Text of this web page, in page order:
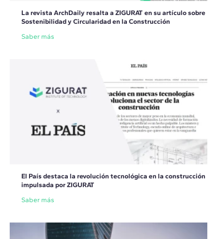
La revista ArchDaily resalta a ZIGURAT en su artículo sobre
Sostenibilidad y Circularidad en la Construcción
Saber más
El País destaca la revolución tecnológica en la construcción
impulsada por ZIGURAT
Saber más